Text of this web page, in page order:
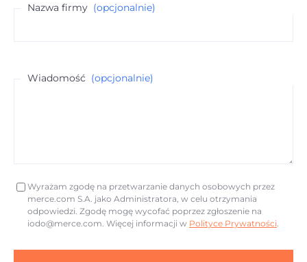
Nazwa firmy (opcjonalnie)
Wiadomość (opcjonalnie)
Wyrażam zgodę na przetwarzanie danych osobowych przez
merce.com S.A. jako Administratora, w celu otrzymania
odpowiedzi. Zgodę mogę wycofać poprzez zgłoszenie na
iodo@merce.com . Więcej informacji w Polityce Prywatności